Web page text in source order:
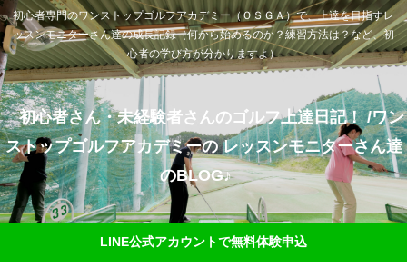
初心者専門のワンストップゴルフアカデミー（ＯＳＧＡ）で、上達を目指すレ
ッスンモニターさん達の成長記録（何から始めるのか？練習方法は？など、初
心者の学び方が分かりますよ）
初心者さん・未経験者さんのゴルフ上達日記！ /ワン
ストップゴルフアカデミーの レッスンモニターさん達
のBLOG♪
LINE公式アカウントで無料体験申込